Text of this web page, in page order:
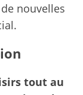
nouvelles
tout au